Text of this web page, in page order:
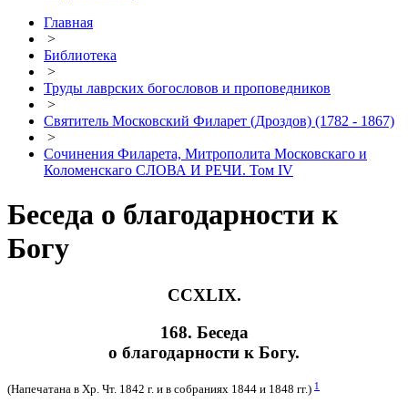
Главная
>
Библиотека
>
Труды лаврских богословов и проповедников
>
Святитель Московский Филарет (Дроздов) (1782 - 1867)
>
Сочинения Филарета, Митрополита Московскаго и
Коломенскаго СЛОВА И РЕЧИ. Том IV
Беседа о благодарности к
Богу
ССXLIX.
168. Беседа
о благодарности к Богу.
(Напечатана в Хр. Чт. 1842 г. и в собраниях 1844 и 1848 гг.) 1